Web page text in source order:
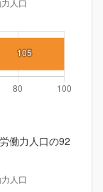
働力人口の92